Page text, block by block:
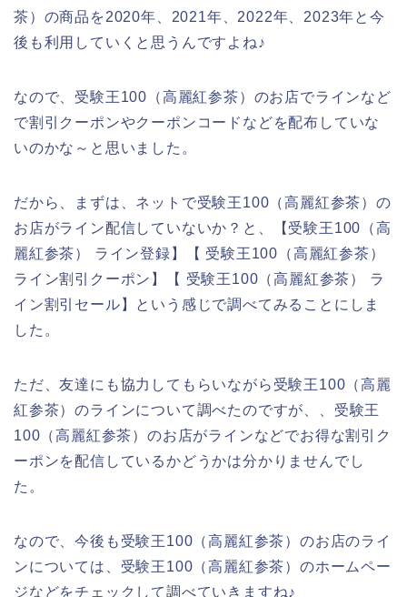
茶）の商品を2020年、2021年、2022年、2023年と今
後も利用していくと思うんですよね♪
なので、受験王100（高麗紅参茶）のお店でラインなど
で割引クーポンやクーポンコードなどを配布していな
いのかな～と思いました。
だから、まずは、ネットで受験王100（高麗紅参茶）の
お店がライン配信していないか？と、【受験王100（高
麗紅参茶） ライン登録】【 受験王100（高麗紅参茶）
ライン割引クーポン】【 受験王100（高麗紅参茶） ラ
イン割引セール】という感じで調べてみることにしま
した。
ただ、友達にも協力してもらいながら受験王100（高麗
紅参茶）のラインについて調べたのですが、、受験王
100（高麗紅参茶）のお店がラインなどでお得な割引ク
ーポンを配信しているかどうかは分かりませんでし
た。
なので、今後も受験王100（高麗紅参茶）のお店のライ
ンについては、受験王100（高麗紅参茶）のホームペー
ジなどをチェックして調べていきますね♪